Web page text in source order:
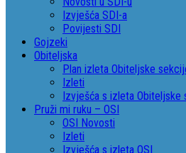
Izvješća SDI-a
Povijesti SDI
Gojzeki
Obiteljska
Plan izleta Obiteljske
Izleti
Izvješća s izleta Obiteljske
Pruži mi ruku – OSI
OSI Novosti
Izleti
Izvješća s izleta OSI